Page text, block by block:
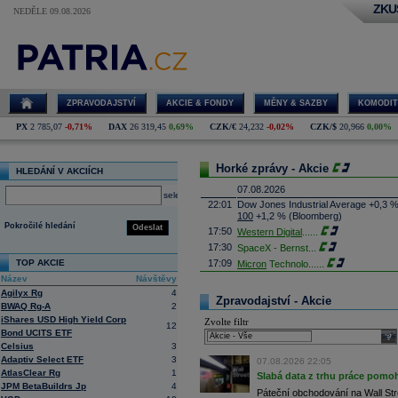
NEDĚLE 09.08.2026
ZPRAVODAJSTVÍ AKCIE & FONDY MĚNY & SAZBY
PX 2 785,07 -0,71% DAX 26 319,45 0,69% CZK/€ 24,232 -0,02% CZK/$ 20,966 0,00%
HLEDÁNÍ V AKCIÍCH
select
Odeslat
Pokročilé hledání
TOP AKCIE
Název
Návštěvy
Agilyx Rg
4
BWAQ Rg-A
2
iShares USD High Yield Corp
Bond UCITS ETF
12
Celsius
3
Adaptiv Select ETF
3
AtlasClear Rg
1
JPM BetaBuildrs Jp
4
Horké zprávy - Akcie
07.08.2026
22:01
Dow Jones Industrial Average +0,3
100 +1,2 % (Bloomberg)
17:50 Western Digital
17:30 SpaceX - Bernst
17:09 Micron Technolo
16:26
Objem obchodů s akciemi na
obchodů za poslední rok je 0,665
16:23 Zvýšení výroby balistických střel
nějakou dobu potrvá. Agentuře
Armin Papperger. Společná výroba
doplnit arzenál Spojeným státům,
(ČTK)
16:07 Conocophillips
Zpravodajství - Akcie
Zvolte filtr
07.08.2026 22:05
Slabá data z trhu práce
Páteční obchodování na Wall